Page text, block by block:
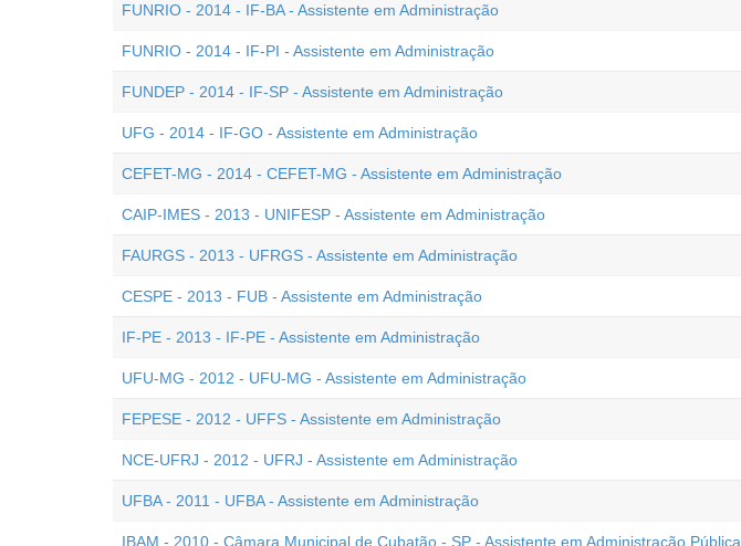
FUNRIO - 2014 - IF-BA - Assistente em Administração
FUNRIO - 2014 - IF-PI - Assistente em Administração
FUNDEP - 2014 - IF-SP - Assistente em Administração
UFG - 2014 - IF-GO - Assistente em Administração
CEFET-MG - 2014 - CEFET-MG - Assistente em Administração
CAIP-IMES - 2013 - UNIFESP - Assistente em Administração
FAURGS - 2013 - UFRGS - Assistente em Administração
CESPE - 2013 - FUB - Assistente em Administração
IF-PE - 2013 - IF-PE - Assistente em Administração
UFU-MG - 2012 - UFU-MG - Assistente em Administração
FEPESE - 2012 - UFFS - Assistente em Administração
NCE-UFRJ - 2012 - UFRJ - Assistente em Administração
UFBA - 2011 - UFBA - Assistente em Administração
IBAM - 2010 - Câmara Municipal de Cubatão - SP - Assistente em Administração Pública